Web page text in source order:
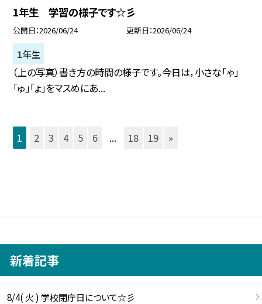
1年生 学習の様子です☆彡
公開日 2026/06/24 更新日 2026/06/24
１年生
（上の写真）書き方の時間の様子です。今日は，小さな「ゃ」
「ゅ」「ょ」をマスめにあ...
1 2 3 4 5 6 ... 18 19 »
新着記事
8/4( 火 ) 学校閉庁日について☆彡